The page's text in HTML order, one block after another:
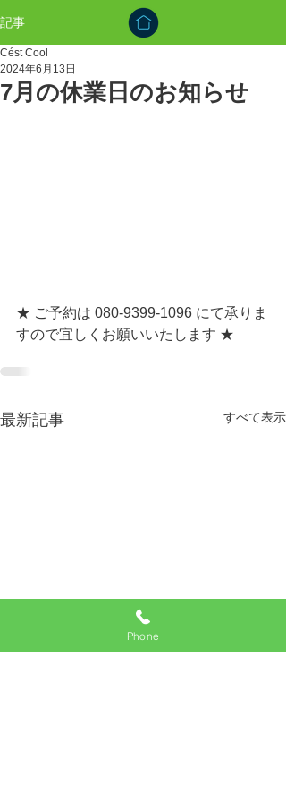
記事
7月の休業日のお知らせ
Cést Cool
2024年6月13日
★ ご予約は 080-9399-1096 にて承りま
すので宜しくお願いいたします ★
最新記事 すべて表示
Phone